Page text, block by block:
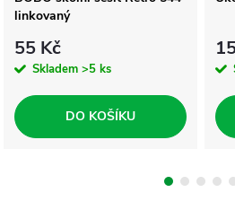
linkovaný
55 Kč
Skladem >5 ks
DO KOŠÍKU